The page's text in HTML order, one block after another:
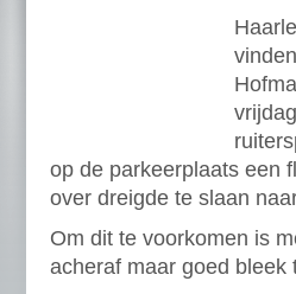
op de parkeerplaats een
over dreigde te slaan
Om dit te voorkomen is
acheraf maar goed bleek